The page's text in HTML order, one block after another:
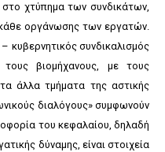
χτύπημα των συνδικάτων,
οργάνωσης των εργατών.
κυβερνητικός συνδικαλισμός
βιομήχανους, με τους
άλλα τμήματα της αστικής
διαλόγους» συμφωνούν
του κεφαλαίου, δηλαδή
δύναμης, είναι στοιχεία